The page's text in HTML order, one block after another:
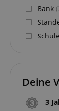
Bank
Schule
Deine
3